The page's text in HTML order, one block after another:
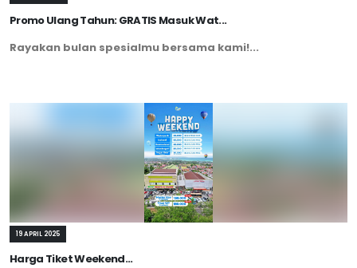
Promo Ulang Tahun: GRATIS Masuk Wat...
Rayakan bulan spesialmu bersama kami!...
19 APRIL 2025
Harga Tiket Weekend...